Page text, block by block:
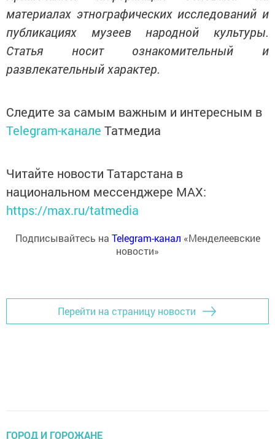
материалах этнографических исследований и
публикациях музеев народной культуры.
Статья носит ознакомительный и
развлекательный характер.
Следите за самым важным и интересным в
Telegram-канале Татмедиа
Читайте новости Татарстана в
национальном мессенджере MАХ:
https://max.ru/tatmedia
Подписывайтесь на Telegram-канал «Менделеевские
новости»
Перейти на страницу новости
ГОРОД И ГОРОЖАНЕ